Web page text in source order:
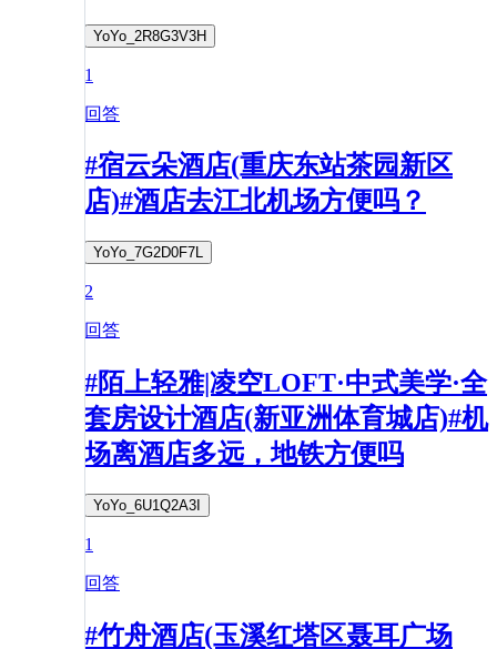
YoYo_2R8G3V3H
1
回答
#宿云朵酒店(重庆东站茶园新区
店)#酒店去江北机场方便吗？
YoYo_7G2D0F7L
2
回答
#陌上轻雅|凌空LOFT·中式美学·全
套房设计酒店(新亚洲体育城店)#机
场离酒店多远，地铁方便吗
YoYo_6U1Q2A3I
1
回答
#竹舟酒店(玉溪红塔区聂耳广场